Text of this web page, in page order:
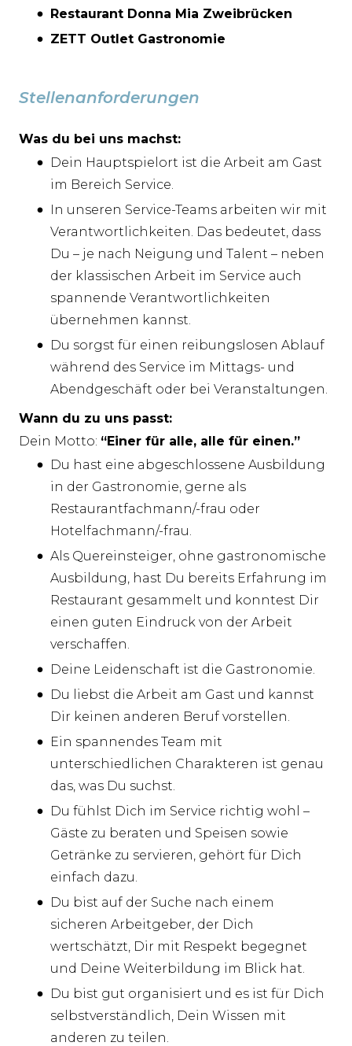
Restaurant Donna Mia Zweibrücken
ZETT Outlet Gastronomie
Stellenanforderungen
Was du bei uns machst:
Dein Hauptspielort ist die Arbeit am Gast
im Bereich Service.
In unseren Service-Teams arbeiten wir mit
Verantwortlichkeiten. Das bedeutet, dass
Du – je nach Neigung und Talent – neben
der klassischen Arbeit im Service auch
spannende Verantwortlichkeiten
übernehmen kannst.
Du sorgst für einen reibungslosen Ablauf
während des Service im Mittags- und
Abendgeschäft oder bei Veranstaltungen.
Wann du zu uns passt:
Dein Motto: “Einer für alle, alle für einen.”
Du hast eine abgeschlossene Ausbildung
in der Gastronomie, gerne als
Restaurantfachmann/-frau oder
Hotelfachmann/-frau.
Als Quereinsteiger, ohne gastronomische
Ausbildung, hast Du bereits Erfahrung im
Restaurant gesammelt und konntest Dir
einen guten Eindruck von der Arbeit
verschaffen.
Deine Leidenschaft ist die Gastronomie.
Du liebst die Arbeit am Gast und kannst
Dir keinen anderen Beruf vorstellen.
Ein spannendes Team mit
unterschiedlichen Charakteren ist genau
das, was Du suchst.
Du fühlst Dich im Service richtig wohl –
Gäste zu beraten und Speisen sowie
Getränke zu servieren, gehört für Dich
einfach dazu.
Du bist auf der Suche nach einem
sicheren Arbeitgeber, der Dich
wertschätzt, Dir mit Respekt begegnet
und Deine Weiterbildung im Blick hat.
Du bist gut organisiert und es ist für Dich
selbstverständlich, Dein Wissen mit
anderen zu teilen.